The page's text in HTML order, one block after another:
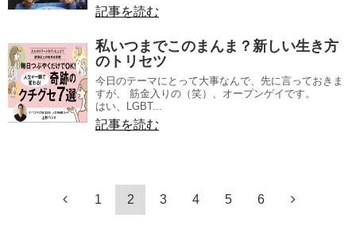
記事を読む
私いつまでこのまんま？新しい生き方
のトリセツ
今日のテーマにとって大事なんで、先に言っておきま
すが、 筋金入りの（笑）、オープンゲイです。
はい、LGBT...
記事を読む
1 2 3 4 5 6